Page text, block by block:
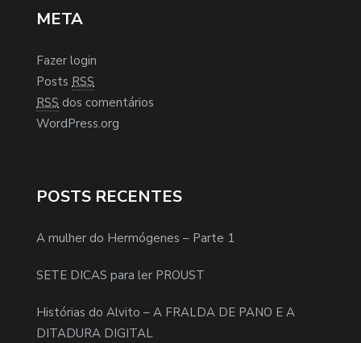
META
Fazer login
Posts RSS
RSS dos comentários
WordPress.org
POSTS RECENTES
A mulher do Hermógenes – Parte 1
SETE DICAS para ler PROUST
Histórias do Alvito – A FRALDA DE PANO E A
DITADURA DIGITAL